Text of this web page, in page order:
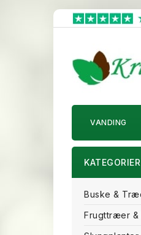
VANDING
KATEGORIER
Buske &
Frugttræer